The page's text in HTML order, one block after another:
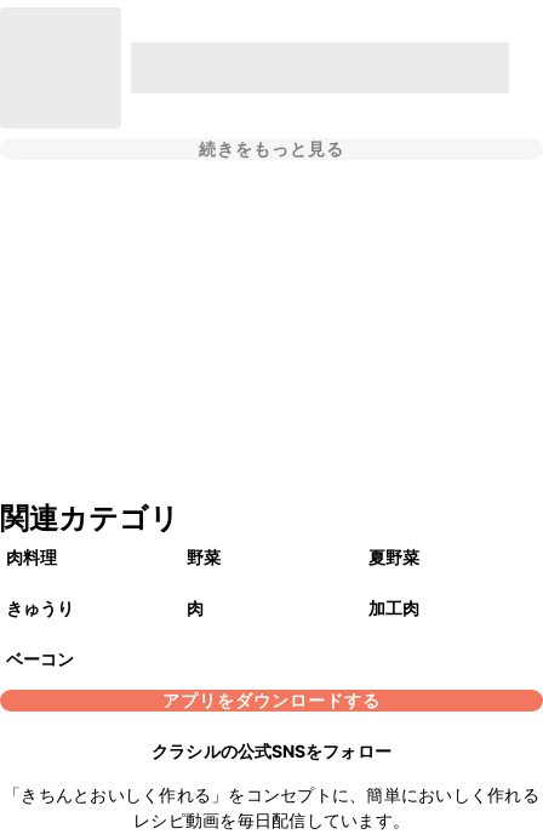
続きをもっと見る
関連カテゴリ
肉料理 野菜 夏野菜
きゅうり 肉 加工肉
ベーコン
アプリをダウンロードする
クラシルの公式SNSをフォロー
「きちんとおいしく作れる」をコンセプトに、簡単においしく作れる
レシピ動画を毎日配信しています。